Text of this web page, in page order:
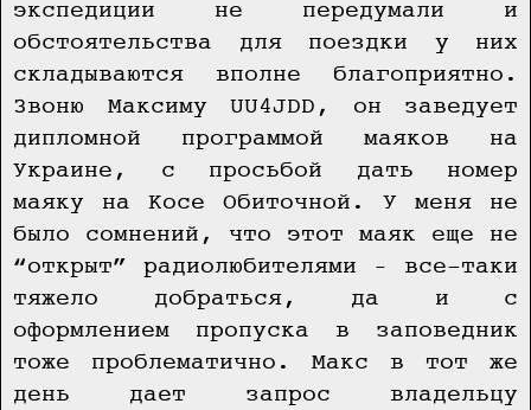
экспедиции не передумали и
обстоятельства для поездки у них
складываются вполне благоприятно.
Звоню Максиму UU4JDD, он заведует
дипломной программой маяков на
Украине, с просьбой дать номер
маяку на Косе Обиточной. У меня не
было сомнений, что этот маяк еще не
“открыт” радиолюбителями – все-таки
тяжело добраться, да и с
оформлением пропуска в заповедник
тоже проблематично. Макс в тот же
день дает запрос владельцу